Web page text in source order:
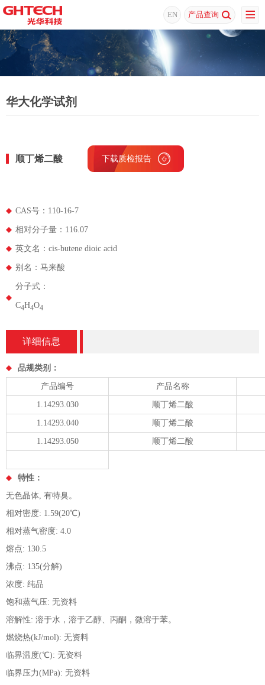
EN 产品查询
华大化学试剂
顺丁烯二酸 下载质检报告
CAS号：110-16-7
相对分子量：116.07
英文名：cis-butene dioic acid
别名：马来酸
分子式：
C4H4O4
详细信息
品规类别：
产品编号 产品名称
1.14293.030 顺丁烯二酸
1.14293.040 顺丁烯二酸
1.14293.050 顺丁烯二酸
特性：
无色晶体, 有特臭。
相对密度: 1.59(20℃)
相对蒸气密度: 4.0
熔点: 130.5
沸点: 135(分解)
浓度: 纯品
饱和蒸气压: 无资料
溶解性: 溶于水，溶于乙醇、丙酮，微溶于苯。
燃烧热(kJ/mol): 无资料
临界温度(℃): 无资料
临界压力(MPa): 无资料